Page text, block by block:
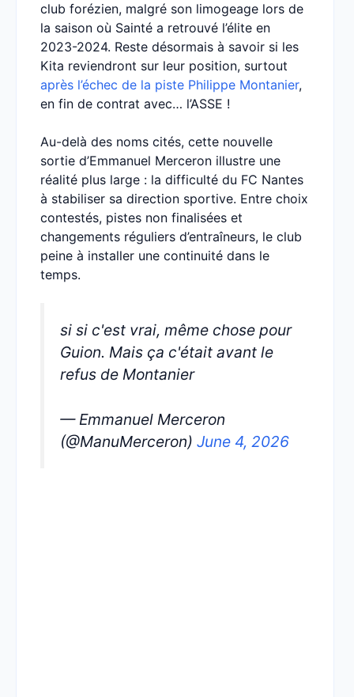
club forézien, malgré son limogeage lors de
la saison où Sainté a retrouvé l’élite en
2023-2024. Reste désormais à savoir si les
Kita reviendront sur leur position, surtout
après l’échec de la piste Philippe Montanier,
en fin de contrat avec… l’ASSE !
Au-delà des noms cités, cette nouvelle
sortie d’Emmanuel Merceron illustre une
réalité plus large : la difficulté du FC Nantes
à stabiliser sa direction sportive. Entre choix
contestés, pistes non finalisées et
changements réguliers d’entraîneurs, le club
peine à installer une continuité dans le
temps.
si si c'est vrai, même chose pour
Guion. Mais ça c'était avant le
refus de Montanier
— Emmanuel Merceron
(@ManuMerceron) June 4, 2026